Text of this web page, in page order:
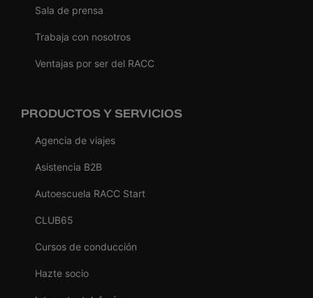
Sala de prensa
Trabaja con nosotros
Ventajas por ser del RACC
PRODUCTOS Y SERVICIOS
Agencia de viajes
Asistencia B2B
Autoescuela RACC Start
CLUB65
Cursos de conducción
Hazte socio